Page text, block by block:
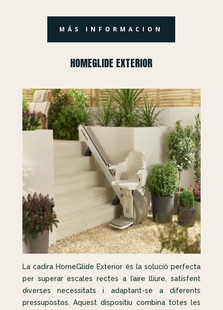
MÁS INFORMACION
HOMEGLIDE EXTERIOR
La cadira HomeGlide Exterior és la solució perfecta
per superar escales rectes a l’aire lliure, satisfent
diverses necessitats i adaptant-se a diferents
pressupostos. Aquest dispositiu combina totes les